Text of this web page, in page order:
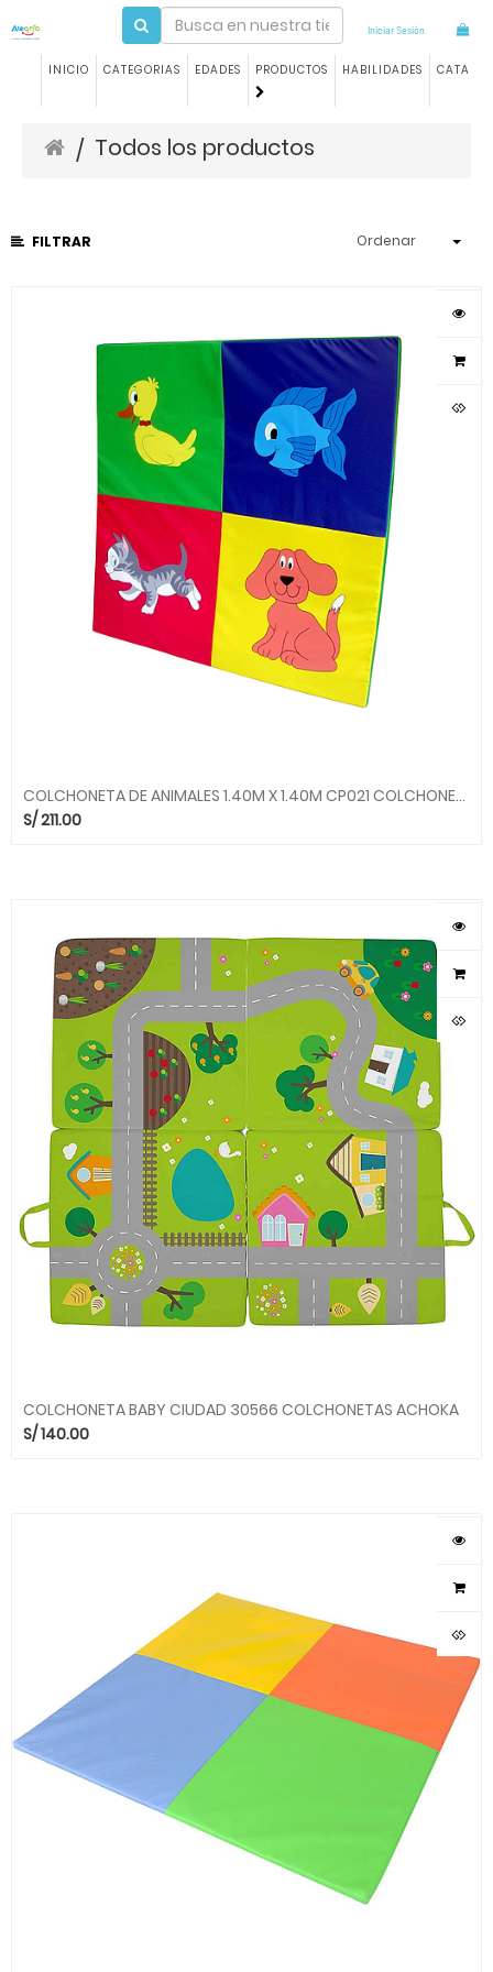
Iniciar Sesión
INICIO CATEGORIAS EDADES PRODUCTOS HABILIDADES
/ Todos los productos
FILTRAR Ordenar
COLCHONETA DE ANIMALES 1.40M X 1.40M CP021 COLCHONETAS KIDDYS HOUSE
S/211.00
COLCHONETA BABY CIUDAD 30566 COLCHONETAS ACHOKA
S/140.00